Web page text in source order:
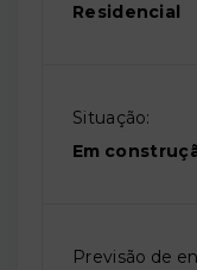
Residencial
Situação:
Em
Previsão de